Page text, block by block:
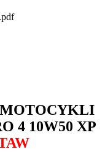
4 10W50 XP